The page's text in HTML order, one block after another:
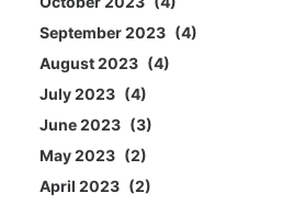
September 2023
4
August 2023
4
July 2023
4
June 2023
3
May 2023
2
April 2023
2